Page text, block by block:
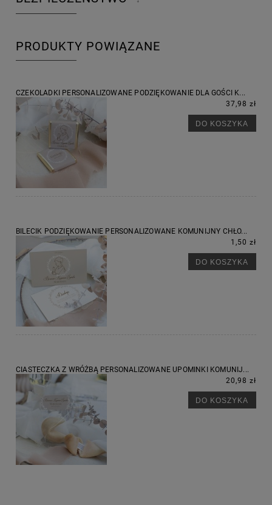
PRODUKTY POWIĄZANE
CZEKOLADKI PERSONALIZOWANE PODZIĘKOWANIE DLA GOŚCI K...
37,98 zł
DO KOSZYKA
BILECIK PODZIĘKOWANIE PERSONALIZOWANE KOMUNIJNY CHŁO...
1,50 zł
DO KOSZYKA
CIASTECZKA Z WRÓŻBĄ PERSONALIZOWANE UPOMINKI KOMUNIJ...
20,98 zł
DO KOSZYKA